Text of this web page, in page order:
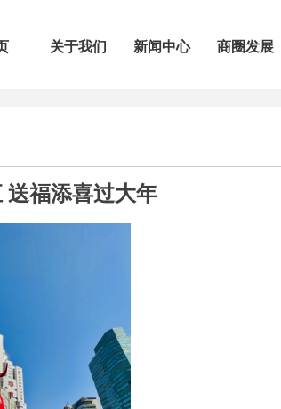
关于我们 新闻中心 商圈发展
送福添喜过大年